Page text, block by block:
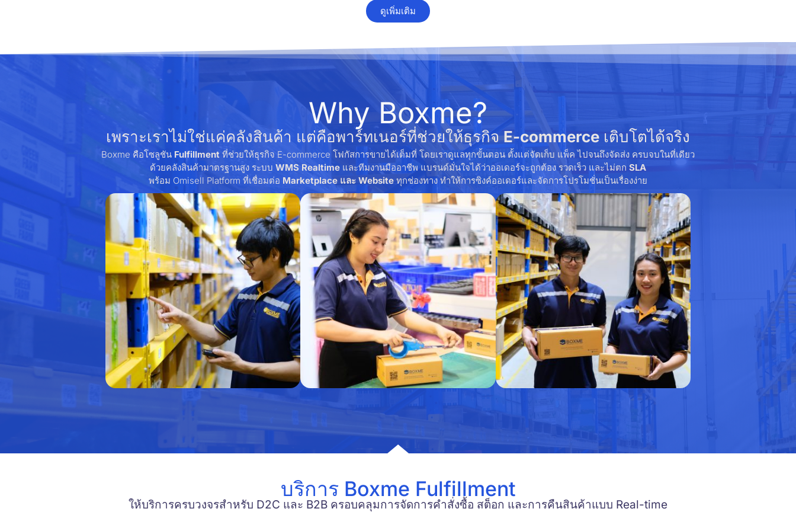
ดูเพิ่มเติม
Why Boxme?
เพราะเราไม่ใช่แค่คลังสินค้า แต่คือพาร์ทเนอร์ที่ช่วยให้ธุรกิจE-commerce เติบโตได้จริง
Boxme คือโซลูชัน Fulfillment ที่ช่วยให้ธุรกิจ E-commerce โฟกัสการขายได้เต็มที่ โดยเราดูแลทุกขั้นตอน ตั้งแต่จัดเก็บ แพ็ค ไปจนถึงจัดส่ง ครบจบในที่เดียว
ด้วยคลังสินค้ามาตรฐานสูง ระบบ WMS Realtime และทีมงานมืออาชีพ แบรนด์มั่นใจได้ว่าออเดอร์จะถูกต้อง รวดเร็ว และไม่ตก SLA
พร้อม Omisell Platform ที่เชื่อมต่อ Marketplace และ Website ทุกช่องทาง ทำให้การซิงค์ออเดอร์และจัดการโปรโมชั่นเป็นเรื่องง่าย
บริการ Boxme Fulfillment
ให้บริการครบวงจรสำหรับ D2C และ B2B ครอบคลุมการจัดการคำสั่งซื้อ สต็อก และการคืนสินค้าแบบ Real-time